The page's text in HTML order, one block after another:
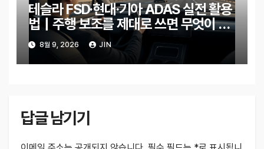
테슬라 FSD·현대·기아 ADAS 실전 활용
법｜주행 보조를 제대로 쓰면 무엇이 달
라질까?
8월 9, 2026 JIN
답글 남기기